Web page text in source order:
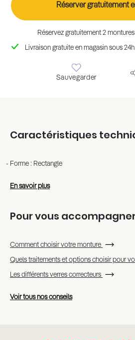
Sauvegarder
Réserver gratuitement
Réservez gratuitement 2
Livraison gratuite en magasin sous 24h
Caractéristiques
Forme : Rectangle
En savoir plus
Pour vous
Comment choisir votre monture
Quels traitements et options choisir pour
Les différents verres correcteurs
Voir tous nos conseils